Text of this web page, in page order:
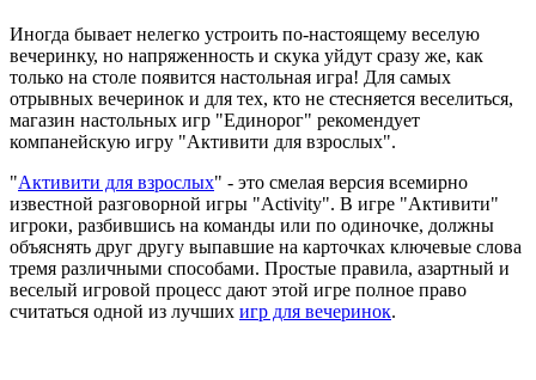
Иногда бывает нелегко устроить по-настоящему веселую
вечеринку, но напряженность и скука уйдут сразу же, как
только на столе появится настольная игра! Для самых
отрывных вечеринок и для тех, кто не стесняется веселиться,
магазин настольных игр "Единорог" рекомендует
компанейскую игру "Активити для взрослых".
"Активити для взрослых" - это смелая версия всемирно
известной разговорной игры "Activity". В игре "Активити"
игроки, разбившись на команды или по одиночке, должны
объяснять друг другу выпавшие на карточках ключевые слова
тремя различными способами. Простые правила, азартный и
веселый игровой процесс дают этой игре полное право
считаться одной из лучших игр для вечеринок.